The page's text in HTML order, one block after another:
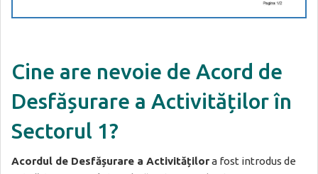
Cine are nevoie de Acord de
Desfășurare a Activităților în
Sectorul 1?
Acordul de Desfășurare a Activitățilora fost introdus de